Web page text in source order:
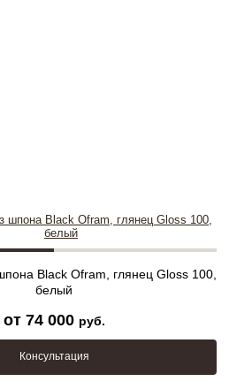
Black Ofram, глянец Gloss 100,
белый
от 74 000 руб.
Консультация